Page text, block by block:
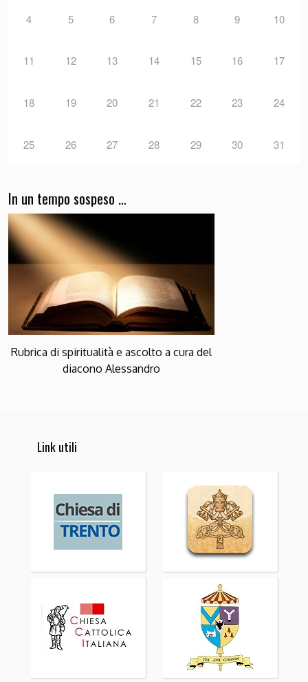
4 5 6 7 8 9 10
11 12 13 14 15 16 17
18 19 20 21 22 23 24
25 26 27 28 29 30 31
In un tempo sospeso …
Rubrica di spiritualità e ascolto a cura del
diacono Alessandro
Link utili